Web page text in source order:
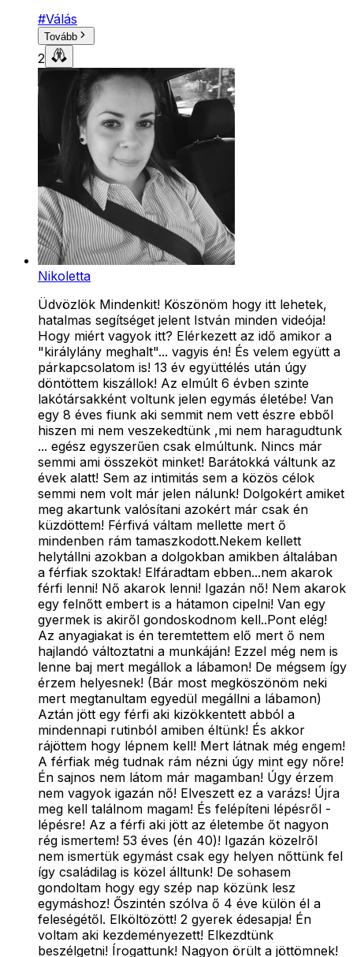
#Válás
Tovább
2
Nikoletta
Üdvözlök Mindenkit! Köszönöm hogy itt lehetek,
hatalmas segítséget jelent István minden videója!
Hogy miért vagyok itt? Elérkezett az idő amikor a
"királylány meghalt"... vagyis én! És velem együtt a
párkapcsolatom is! 13 év együttélés után úgy
döntöttem kiszállok! Az elmúlt 6 évben szinte
lakótársakként voltunk jelen egymás életébe! Van
egy 8 éves fiunk aki semmit nem vett észre ebből
hiszen mi nem veszekedtünk ,mi nem haragudtunk
... egész egyszerűen csak elmúltunk. Nincs már
semmi ami összeköt minket! Barátokká váltunk az
évek alatt! Sem az intimitás sem a közös célok
semmi nem volt már jelen nálunk! Dolgokért amiket
meg akartunk valósítani azokért már csak én
küzdöttem! Férfivá váltam mellette mert ő
mindenben rám tamaszkodott.Nekem kellett
helytállni azokban a dolgokban amikben általában
a férfiak szoktak! Elfáradtam ebben...nem akarok
férfi lenni! Nő akarok lenni! Igazán nő! Nem akarok
egy felnőtt embert is a hátamon cipelni! Van egy
gyermek is akiről gondoskodnom kell..Pont elég!
Az anyagiakat is én teremtettem elő mert ő nem
hajlandó változtatni a munkáján! Ezzel még nem is
lenne baj mert megállok a lábamon! De mégsem így
érzem helyesnek! (Bár most megköszönöm neki
mert megtanultam egyedül megállni a lábamon)
Aztán jött egy férfi aki kizökkentett abból a
mindennapi rutinból amiben éltünk! És akkor
rájöttem hogy lépnem kell! Mert látnak még engem!
A férfiak még tudnak rám nézni úgy mint egy nőre!
Én sajnos nem látom már magamban! Úgy érzem
nem vagyok igazán nő! Elveszett ez a varázs! Újra
meg kell találnom magam! És felépíteni lépésről -
lépésre! Az a férfi aki jött az életembe őt nagyon
rég ismertem! 53 éves (én 40)! Igazán közelről
nem ismertük egymást csak egy helyen nőttünk fel
így családilag is közel álltunk! De sohasem
gondoltam hogy egy szép nap közünk lesz
egymáshoz! Őszintén szólva ő 4 éve külön él a
feleségétől. Elköltözött! 2 gyerek édesapja! Én
voltam aki kezdeményezett! Elkezdtünk
beszélgetni! Írogattunk! Nagyon örült a jöttömnek!